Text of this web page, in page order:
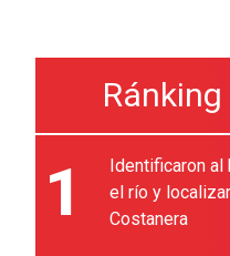
1
Identificaron al
el río y
Costanera